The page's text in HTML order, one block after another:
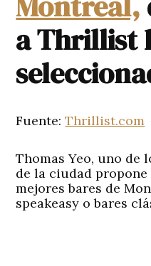
a Thrillist
Fuente: Thrillist.com
Thomas Yeo, uno de
de la ciudad
mejores bares de
speakeasy o bares